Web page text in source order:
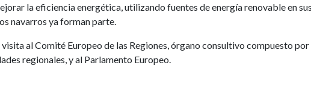
la eficiencia energética, utilizando fuentes de energía renovable en sus
navarros ya forman parte.
al Comité Europeo de las Regiones, órgano consultivo compuesto por
regionales, y al Parlamento Europeo.